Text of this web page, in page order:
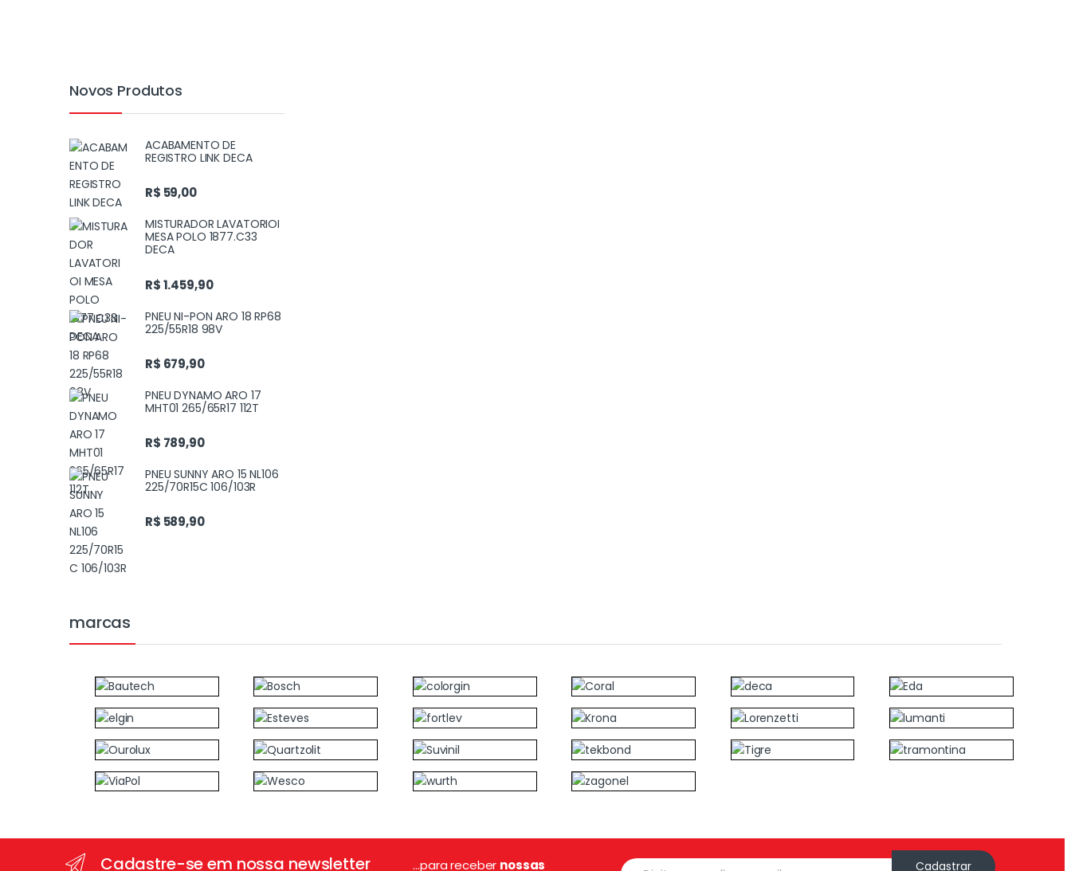
Novos Produtos
ACABAMENTO DE
REGISTRO LINK DECA
R$ 59,00
MISTURADOR LAVATORIOI
MESA POLO 1877.C33
DECA
R$1.459,90
PNEU NI-PON ARO 18 RP68
225/55R18 98V
R$ 679,90
PNEU DYNAMO ARO 17
MHT01 265/65R17 112T
R$ 789,90
PNEU SUNNY ARO 15 NL106
225/70R15C 106/103R
R$ 589,90
marcas
Cadastre-se em nossa newsletter ...para receber nossas
E
Cadastrar